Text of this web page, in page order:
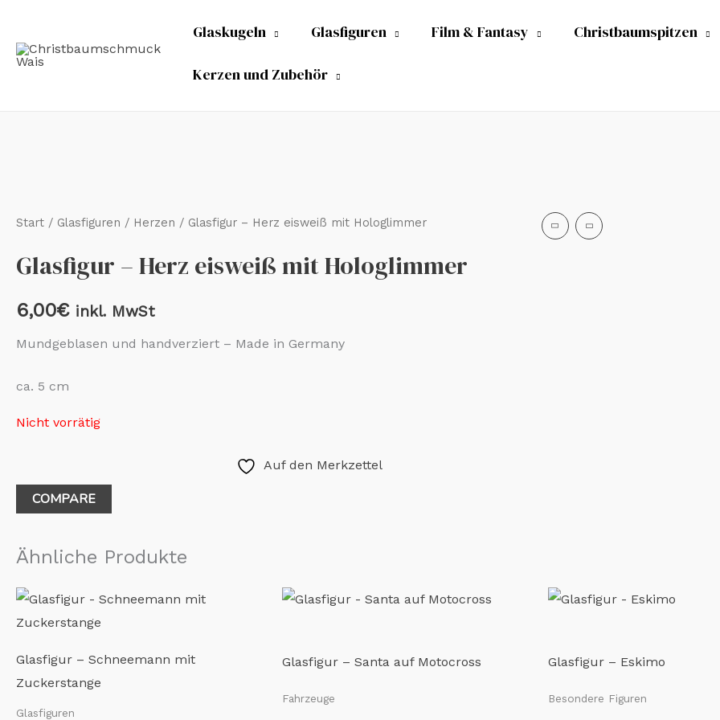
springen
Glaskugeln Glasfiguren Film & Fantasy Christbaumspitzen
Kerzen und Zubehör
Start / Glasfiguren / Herzen / Glasfigur – Herz eisweiß mit Hologlimmer
Glasfigur – Herz eisweiß mit Hologlimmer
6,00€ inkl. MwSt
Mundgeblasen und handverziert – Made in Germany
ca. 5 cm
Nicht vorrätig
Auf den Merkzettel
COMPARE
Ähnliche Produkte
Glasfigur – Schneemann mit
Zuckerstange
Glasfiguren
Glasfigur – Santa auf Motocross
Fahrzeuge
Glasfigur – Eskimo
Besondere Figuren